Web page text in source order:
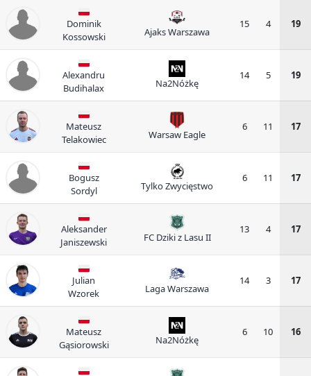
Dominik
Kossowski
Ajaks Warszawa
15 4 19
Alexandru
Budihalax
Na2Nóżkę
14 5 19
Mateusz
Telakowiec
Warsaw Eagle
6 11 17
Bogusz
Sordyl
Tylko Zwycięstwo
6 11 17
Aleksander
Janiszewski
FC Dziki z Lasu II
13 4 17
Julian
Wzorek
Laga Warszawa
14 3 17
Mateusz
Gąsiorowski
Na2Nóżkę
6 10 16